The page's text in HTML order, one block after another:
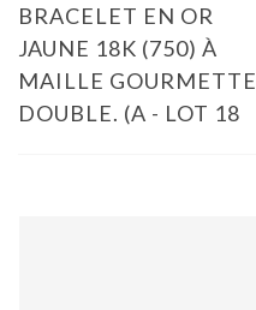
BRACELET EN OR
JAUNE 18K (750) À
MAILLE GOURMETTE
DOUBLE. (A - LOT 18